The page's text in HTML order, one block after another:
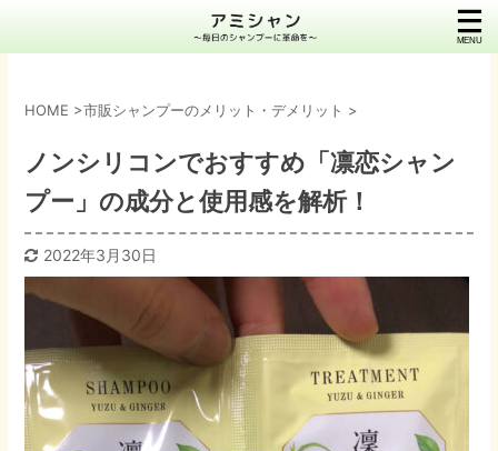
HOME >市販シャンプーのメリット・デメリット >
ノンシリコンでおすすめ「凛恋シャン
プー」の成分と使用感を解析！
2022年3月30日